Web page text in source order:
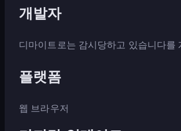
개발자
디마이트로는 감시당하고 있습니다를
플랫폼
웹 브라우저